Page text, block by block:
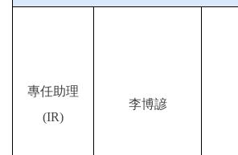
專任助理
(IR)
李博諺